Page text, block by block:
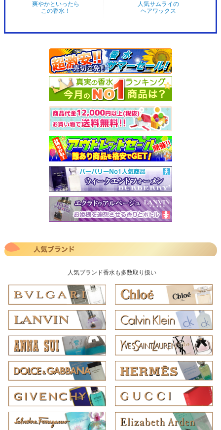
爽やかといったら
この香水！
人気サムライの
ヘアワックス
人気ブランド香水も多数取り扱い